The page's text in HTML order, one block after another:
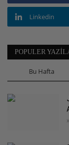
Linkedin
POPULER
Bu Hafta